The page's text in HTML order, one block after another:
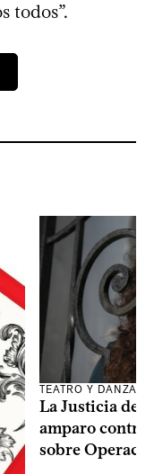
todos”.
TEATRO Y DANZA
La Justicia
amparo contra
sobre